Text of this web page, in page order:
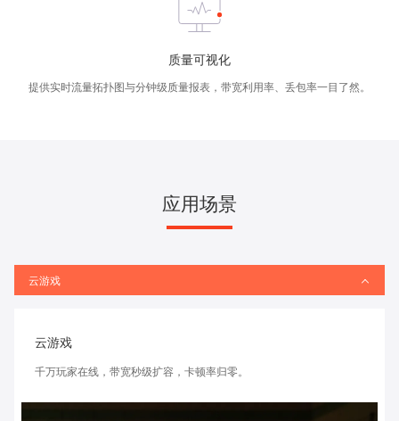
质量可视化
提供实时流量拓扑图与分钟级质量报表，带宽利用率、丢包率一目了然。
应用场景
云游戏
云游戏
千万玩家在线，带宽秒级扩容，卡顿率归零。